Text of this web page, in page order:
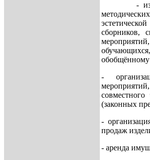
-
сборников,
обобщённому
-
(законных
-
продаж
- аренда